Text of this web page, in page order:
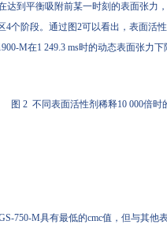
达到平衡吸附前某一时刻的表面张力
个阶段。通过图2可以看出，表面活
M在1 249.3 ms时的动态表面张力
图 2 不同表面活性剂稀释10 000倍时
750-M具有最低的cmc值，但与其他